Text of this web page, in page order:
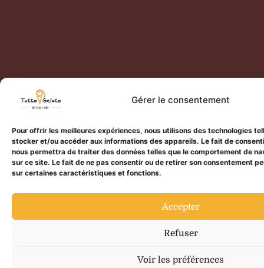
Gérer le consentement
Pour offrir les meilleures expériences, nous utilisons des technologies
stocker et/ou accéder aux informations des appareils. Le fait de
nous permettra de traiter des données telles que le comportement de
sur ce site. Le fait de ne pas consentir ou de retirer son consentement
sur certaines caractéristiques et fonctions.
Accepter
Refuser
Voir les préférences
Politique de confidentialité